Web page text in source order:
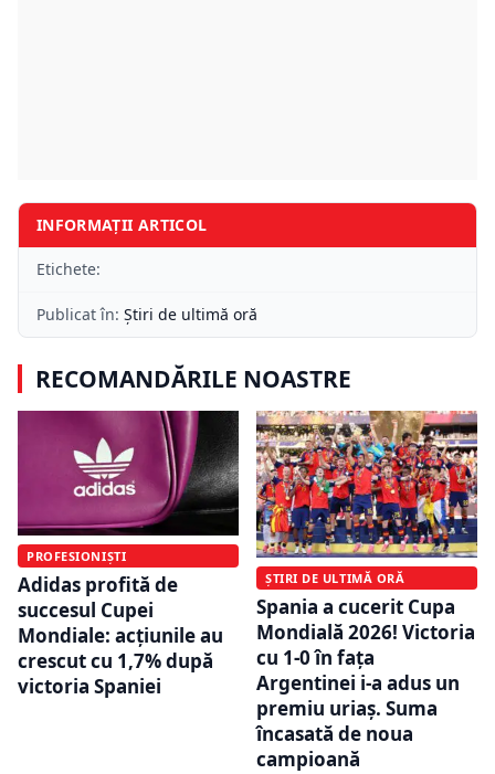
INFORMAȚII ARTICOL
Etichete:
Publicat în: Știri de ultimă oră
RECOMANDĂRILE NOASTRE
PROFESIONIȘTI
Adidas profită de
succesul Cupei
Mondiale: acțiunile au
crescut cu 1,7% după
victoria Spaniei
ȘTIRI DE ULTIMĂ ORĂ
Spania a cucerit Cupa
Mondială 2026! Victoria
cu 1-0 în fața
Argentinei i-a adus un
premiu uriaș. Suma
încasată de noua
campioană